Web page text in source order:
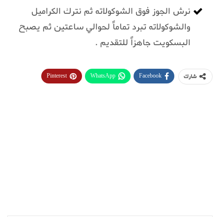
نرش الجوز فوق الشوكولاته ثم نترك الكراميل
والشوكولاته تبرد تماماً لحوالي ساعتين ثم يصبح
البسكويت جاهزاً للتقديم .
شارك Facebook
WhatsApp
Pinterest